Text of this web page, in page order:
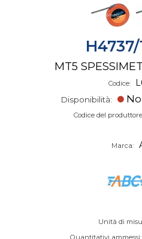
MT5
Codice:
Disponibilità:
Codice del
Marca:
Unità di
Quantitativi ammessi: